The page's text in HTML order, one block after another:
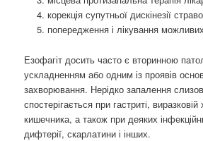
корекція супутньої дискінезії
попередження і лікування
Езофагіт досить часто є вторинною
ускладненням або одним із проявів
захворювання. Нерідко запалення
спостерігається при гастриті,
кишечника, а також при деяких
дифтерії, скарлатини і інших.